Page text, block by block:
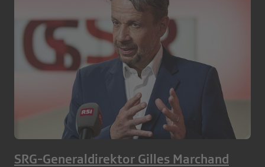
SRG-Generaldirektor Gilles Marchand